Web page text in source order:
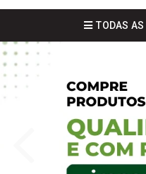
TODAS AS